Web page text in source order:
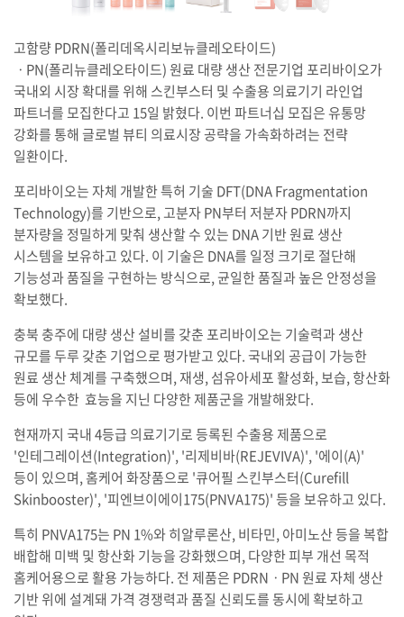
고함량 PDRN(폴리데옥시리보뉴클레오타이드)
ㆍPN(폴리뉴클레오타이드) 원료 대량 생산 전문기업 포리바이오가
국내외 시장 확대를 위해 스킨부스터 및 수출용 의료기기 라인업
파트너를 모집한다고 15일 밝혔다. 이번 파트너십 모집은 유통망
강화를 통해 글로벌 뷰티 의료시장 공략을 가속화하려는 전략
일환이다.
포리바이오는 자체 개발한 특허 기술 DFT(DNA Fragmentation
Technology)를 기반으로, 고분자 PN부터 저분자 PDRN까지
분자량을 정밀하게 맞춰 생산할 수 있는 DNA 기반 원료 생산
시스템을 보유하고 있다. 이 기술은 DNA를 일정 크기로 절단해
기능성과 품질을 구현하는 방식으로, 균일한 품질과 높은 안정성을
확보했다.
충북 충주에 대량 생산 설비를 갖춘 포리바이오는 기술력과 생산
규모를 두루 갖춘 기업으로 평가받고 있다. 국내외 공급이 가능한
원료 생산 체계를 구축했으며, 재생, 섬유아세포 활성화, 보습, 항산화
등에 우수한 효능을 지닌 다양한 제품군을 개발해왔다.
현재까지 국내 4등급 의료기기로 등록된 수출용 제품으로
'인테그레이션(Integration)', '리제비바(REJEVIVA)', '에이(A)'
등이 있으며, 홈케어 화장품으로 '큐어필 스킨부스터(Curefill
Skinbooster)', '피엔브이에이175(PNVA175)' 등을 보유하고 있다.
특히 PNVA175는 PN 1%와 히알루론산, 비타민, 아미노산 등을 복합
배합해 미백 및 항산화 기능을 강화했으며, 다양한 피부 개선 목적
홈케어용으로 활용 가능하다. 전 제품은 PDRNㆍPN 원료 자체 생산
기반 위에 설계돼 가격 경쟁력과 품질 신뢰도를 동시에 확보하고